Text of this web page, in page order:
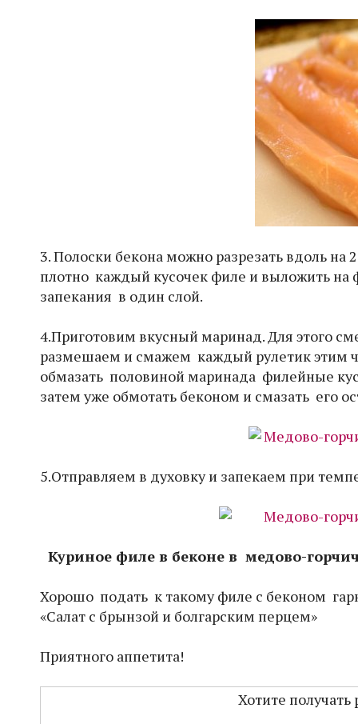
3. Полоски бекона можно разрезать вдоль
плотно каждый кусочек филе и выложить на
запекания в один слой.
4.Приготовим вкусный маринад. Для этого
размешаем и смажем каждый рулетик этим
обмазать половиной маринада филейные
затем уже обмотать беконом и смазать его
5.Отправляем в духовку и запекаем при
Куриное филе в беконе в медово-
Хорошо подать к такому филе с беконом
«Салат с брынзой и болгарским перцем»
Приятного аппетита!
Хотите